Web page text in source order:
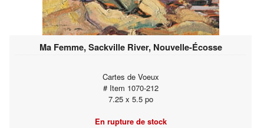
Ma Femme, Sackville River, Nouvelle-Écosse
Cartes de Voeux
# Item 1070-212
7.25 x 5.5 po
En rupture de stock